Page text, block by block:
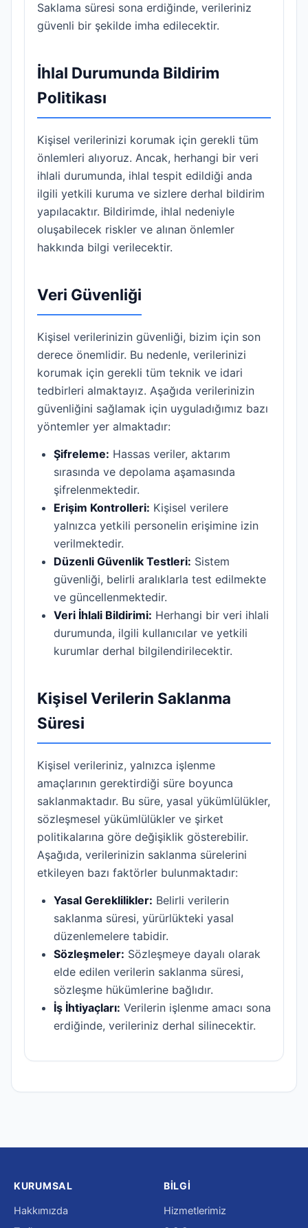
Saklama süresi sona erdiğinde, verileriniz
güvenli bir şekilde imha edilecektir.
İhlal Durumunda Bildirim
Politikası
Kişisel verilerinizi korumak için gerekli tüm
önlemleri alıyoruz. Ancak, herhangi bir veri
ihlali durumunda, ihlal tespit edildiği anda
ilgili yetkili kuruma ve sizlere derhal bildirim
yapılacaktır. Bildirimde, ihlal nedeniyle
oluşabilecek riskler ve alınan önlemler
hakkında bilgi verilecektir.
Veri Güvenliği
Kişisel verilerinizin güvenliği, bizim için son
derece önemlidir. Bu nedenle, verilerinizi
korumak için gerekli tüm teknik ve idari
tedbirleri almaktayız. Aşağıda verilerinizin
güvenliğini sağlamak için uyguladığımız bazı
yöntemler yer almaktadır:
Şifreleme: Hassas veriler, aktarım
sırasında ve depolama aşamasında
şifrelenmektedir.
Erişim Kontrolleri: Kişisel verilere
yalnızca yetkili personelin erişimine izin
verilmektedir.
Düzenli Güvenlik Testleri: Sistem
güvenliği, belirli aralıklarla test edilmekte
ve güncellenmektedir.
Veri İhlali Bildirimi: Herhangi bir veri ihlali
durumunda, ilgili kullanıcılar ve yetkili
kurumlar derhal bilgilendirilecektir.
Kişisel Verilerin Saklanma
Süresi
Kişisel verileriniz, yalnızca işlenme
amaçlarının gerektirdiği süre boyunca
saklanmaktadır. Bu süre, yasal yükümlülükler,
sözleşmesel yükümlülükler ve şirket
politikalarına göre değişiklik gösterebilir.
Aşağıda, verilerinizin saklanma sürelerini
etkileyen bazı faktörler bulunmaktadır:
Yasal Gereklilikler: Belirli verilerin
saklanma süresi, yürürlükteki yasal
düzenlemelere tabidir.
Sözleşmeler: Sözleşmeye dayalı olarak
elde edilen verilerin saklanma süresi,
sözleşme hükümlerine bağlıdır.
İş İhtiyaçları: Verilerin işlenme amacı sona
erdiğinde, verileriniz derhal silinecektir.
KURUMSAL
Hakkımızda
BILGI
Hizmetlerimiz